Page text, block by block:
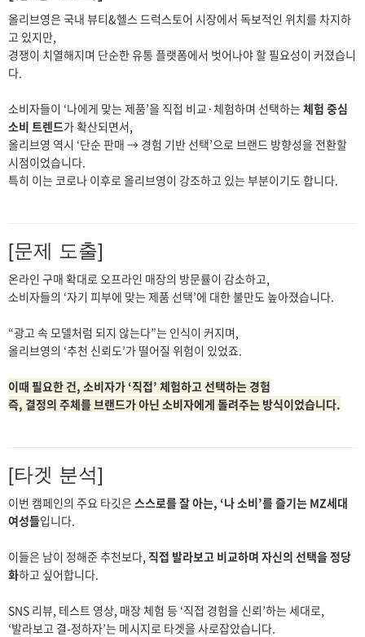
올리브영은 국내 뷰티&헬스 드럭스토어 시장에서 독보적인 위치를 차지하
고 있지만,
경쟁이 치열해지며 단순한 유통 플랫폼에서 벗어나야 할 필요성이 커졌습니
다.
소비자들이 ‘나에게 맞는 제품’을 직접 비교·체험하며 선택하는 체험 중심
소비 트렌드가 확산되면서,
올리브영 역시 ‘단순 판매 → 경험 기반 선택’으로 브랜드 방향성을 전환할
시점이었습니다.
특히 이는 코로나 이후로 올리브영이 강조하고 있는 부분이기도 합니다.
[문제 도출]
온라인 구매 확대로 오프라인 매장의 방문률이 감소하고,
소비자들의 ‘자기 피부에 맞는 제품 선택’에 대한 불만도 높아졌습니다.
“광고 속 모델처럼 되지 않는다”는 인식이 커지며,
올리브영의 ‘추천 신뢰도’가 떨어질 위험이 있었죠.
이때 필요한 건, 소비자가 ‘직접’ 체험하고 선택하는 경험
즉, 결정의 주체를 브랜드가 아닌 소비자에게 돌려주는 방식이었습니다.
[타겟 분석]
이번 캠페인의 주요 타깃은 스스로를 잘 아는, ‘나 소비’를 즐기는 MZ세대
여성들입니다.
이들은 남이 정해준 추천보다, 직접 발라보고 비교하며 자신의 선택을 정당
화하고 싶어합니다.
SNS 리뷰, 테스트 영상, 매장 체험 등 ‘직접 경험을 신뢰’하는 세대로,
‘발라보고 결-정하자’는 메시지로 타겟을 사로잡았습니다.